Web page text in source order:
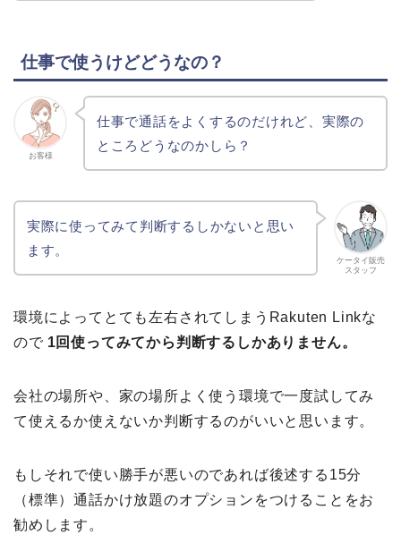
仕事で使うけどどうなの？
お客様
仕事で通話をよくするのだけれど、実際の
ところどうなのかしら？
ケータイ販売
スタッフ
実際に使ってみて判断するしかないと思い
ます。
環境によってとても左右されてしまうRakuten Linkな
ので 1回使ってみてから判断するしかありません。
会社の場所や、家の場所よく使う環境で一度試してみ
て使えるか使えないか判断するのがいいと思います。
もしそれで使い勝手が悪いのであれば後述する15分
（標準）通話かけ放題のオプションをつけることをお
勧めします。